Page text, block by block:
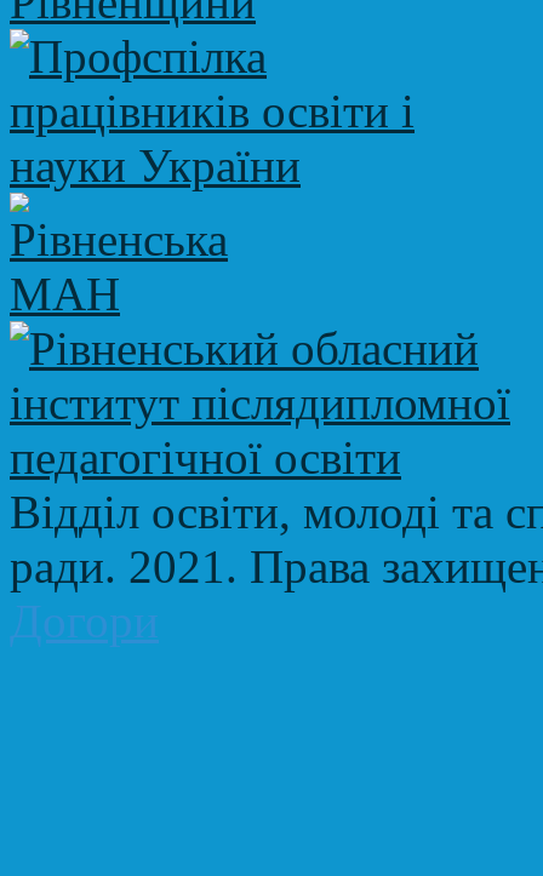
Відділ освіти, молоді та
ради. 2021. Права
Догори